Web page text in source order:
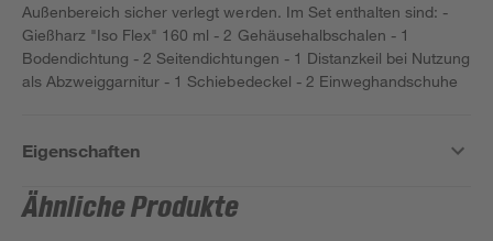
Außenbereich sicher verlegt werden. Im Set enthalten sind: -
Gießharz "Iso Flex" 160 ml - 2 Gehäusehalbschalen - 1
Bodendichtung - 2 Seitendichtungen - 1 Distanzkeil bei Nutzung
als Abzweiggarnitur - 1 Schiebedeckel - 2 Einweghandschuhe
Eigenschaften
Ähnliche Produkte